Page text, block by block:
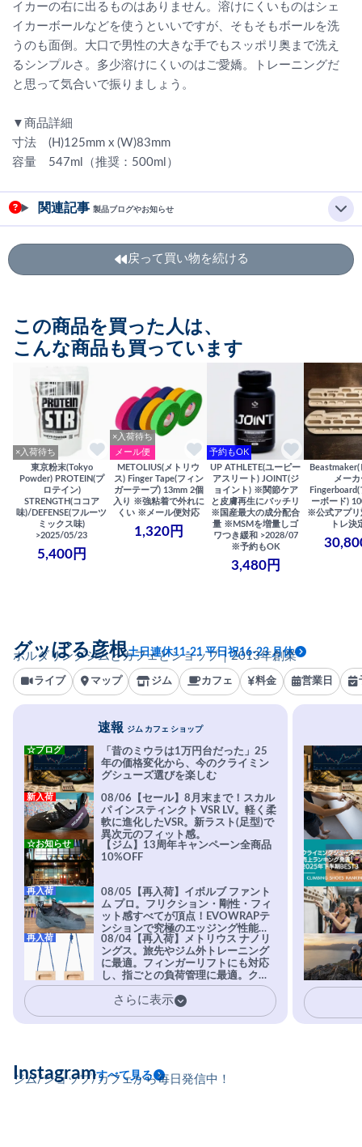
イカーの右に出るものはありません。溶けにくいものはシェ
イカーボールなどを使うといいですが、そもそもボールを洗
うのも面倒。大口で男性の大きな手でもスッポリ奥まで洗え
るシンプルさ。多少溶けにくいのはご愛嬌。トレーニングだ
と思って気合いで振りましょう。
▼商品詳細
寸法 (H)125mm x (W)83mm
容量 547ml（推奨：500ml）
関連記事 製品ブログやお知らせ
戻って買い物を続ける
この商品を買った人は、
こんな商品も買っています
×入荷待ち
東京粉末(Tokyo
Powder) PROTEIN(プ
ロテイン)
STRENGTH(ココア
味)/DEFENSE(フルーツ
ミックス味)
>2025/05/23
5,400円
×入荷待ち
メール便
METOLIUS(メトリウ
ス) Finger Tape(フィン
ガーテープ) 13mm 2個
入り ※強粘着で外れに
くい ※メール便対応
1,320円
予約もOK
UP ATHLETE(ユーピー
アスリート) JOINT(ジ
ョイント) ※関節ケア
と皮膚再生にバッチリ
※国産最大の成分配合
量 ※MSMを増量しゴ
ワつき緩和 >2028/07
※予約もOK
3,480円
メーカ
ーボード)
※公式アプ
トレ決
ボルダリングジムとカフェとショップ｜2013年創業
グッぼる彦根土日連休11-21 平日祝16-23 月休
ライブ マップ ジム カフェ 料金 営業日
速報 ジム カフェ ショップ
「昔のミウラは1万円台だった」25
年の価格変化から、今のクライミン
グシューズ選びを楽しむ
☆ブログ
08/06【セール】8月末まで！スカル
パ インスティンクト VSR LV。軽く柔
軟に進化したVSR。新ラスト(足型)で
異次元のフィット感。
新入荷
【ジム】13周年キャンペーン全商品
10%OFF
☆お知らせ
08/05【再入荷】イボルブ ファント
ム プロ。フリクション・剛性・フィ
ット感すべてが頂点！EVOWRAPテ
ンションで究極のエッジング性能を
実現。進化系ラバーEvo-74はTRAX
を凌駕する粘着力で極小ホールドに
安心感。
再入荷
08/04【再入荷】メトリウス ナノリ
ングス。旅先やジム外トレーニング
に最適。フィンガーリフトにも対応
し、指ごとの負荷管理に最適。クラ
イマーの指を本気で鍛えるギア。
再入荷
さらに表示
ジム/ショップ/カフェから毎日発信中！
Instagramすべて見る